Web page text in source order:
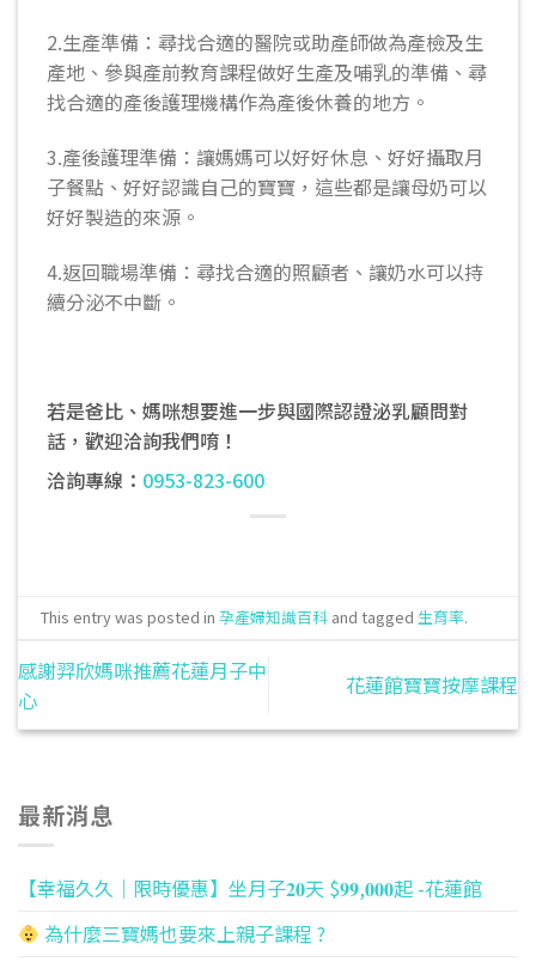
2.生產準備：尋找合適的醫院或助產師做為產檢及生
產地、參與產前教育課程做好生產及哺乳的準備、尋
找合適的產後護理機構作為產後休養的地方。
3.產後護理準備：讓媽媽可以好好休息、好好攝取月
子餐點、好好認識自己的寶寶，這些都是讓母奶可以
好好製造的來源。
4.返回職場準備：尋找合適的照顧者、讓奶水可以持
續分泌不中斷。
若是爸比、媽咪想要進一步與國際認證泌乳顧問對
話，歡迎洽詢我們唷！
洽詢專線： 0953-823-600
This entry was posted in孕產婦知識百科 and tagged生育率.
感謝羿欣媽咪推薦花蓮月子中
心
花蓮館寶寶按摩課程
最新消息
【幸福久久｜限時優惠】坐月子𝟐𝟎天 $𝟗𝟗,𝟎𝟎𝟎起 -花蓮館
為什麼三寶媽也要來上親子課程 ?